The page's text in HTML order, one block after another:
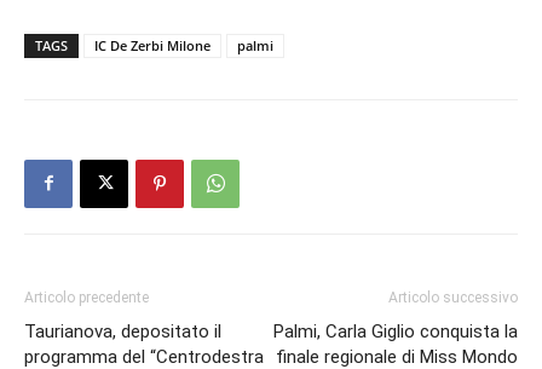
TAGS IC De Zerbi Milone palmi
Articolo precedente
Taurianova, depositato il
programma del “Centrodestra
Articolo successivo
Palmi, Carla Giglio conquista la
finale regionale di Miss Mondo